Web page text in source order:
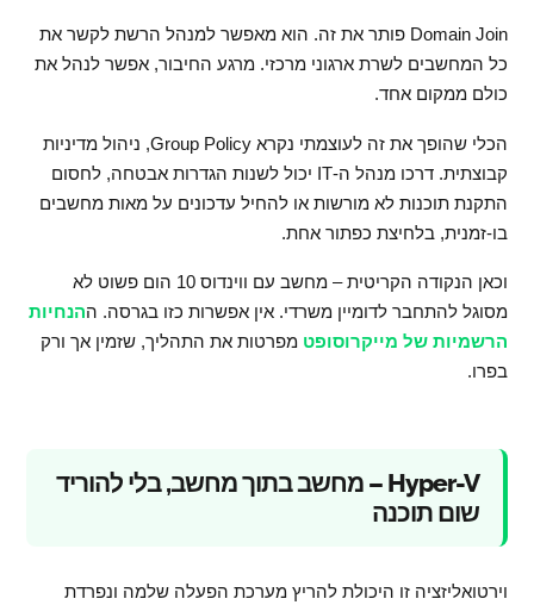
Domain Join פותר את זה. הוא מאפשר למנהל הרשת לקשר את
כל המחשבים לשרת ארגוני מרכזי. מרגע החיבור, אפשר לנהל את
כולם ממקום אחד.
הכלי שהופך את זה לעוצמתי נקרא Group Policy, ניהול מדיניות
קבוצתית. דרכו מנהל ה-IT יכול לשנות הגדרות אבטחה, לחסום
התקנת תוכנות לא מורשות או להחיל עדכונים על מאות מחשבים
בו-זמנית, בלחיצת כפתור אחת.
וכאן הנקודה הקריטית – מחשב עם ווינדוס 10 הום פשוט לא
מסוגל להתחבר לדומיין משרדי. אין אפשרות כזו בגרסה. ההנחיות
הרשמיות של מייקרוסופט מפרטות את התהליך, שזמין אך ורק
בפרו.
Hyper-V – מחשב בתוך מחשב, בלי להוריד
שום תוכנה
וירטואליזציה זו היכולת להריץ מערכת הפעלה שלמה ונפרדת